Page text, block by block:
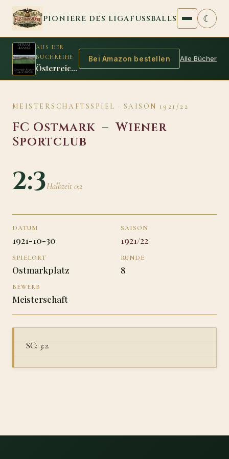
Zum Inhalt springen
PIONIERE DES LIGAFUSSBALLS ☾
AUS DER
BUCHREIHE
Österreich Ungarn Fussball 1917/18
Bei Amazon bestellen Alle Bücher
MEISTERSCHAFTSSPIEL · SAISON 1921/22
FC Ostmark–Wiener
Sportclub
2:3Halbzeit 0:2
DATUM
1921-10-30
SAISON
1921/22
SPIELORT
Ostmarkplatz
RUNDE
8
BEWERB
Meisterschaft
SC: 3:2.